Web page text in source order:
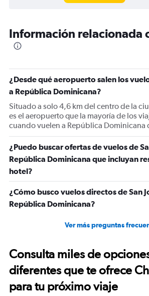
Información relacionada
¿Desde qué aeropuerto salen los
a República Dominicana?
Situado a solo 4,6 km del centro de la
es el aeropuerto que la mayoría de los
cuando vuelen a República Dominicana
¿Puedo buscar ofertas de vuelos de
República Dominicana que incluyan
hotel?
¿Cómo busco vuelos directos de San
República Dominicana?
Ver más preguntas
Consulta miles de
diferentes que te ofrece
para tu próximo viaje